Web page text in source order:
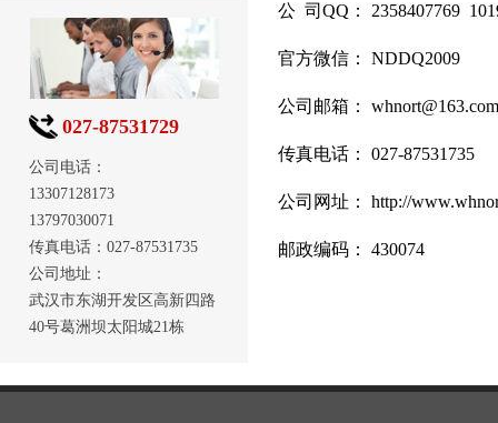
027-87531729
公司电话：
13307128173
13797030071
传真电话：027-87531735
公司地址：
武汉市东湖开发区高新四路
40号葛洲坝太阳城21栋
公 司QQ： 2358407769
官方微信： NDDQ2009
公司邮箱： whnort@163.com
传真电话： 027-87531735
公司网址： http://
邮政编码： 430074